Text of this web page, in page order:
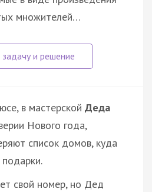
множителей…
в мастерской Деда
Нового года,
список домов, куда
свой номер, но Дед